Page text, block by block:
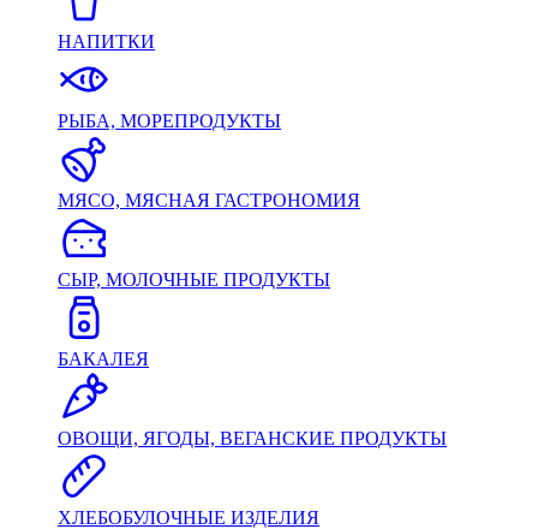
НАПИТКИ
РЫБА, МОРЕПРОДУКТЫ
МЯСО, МЯСНАЯ ГАСТРОНОМИЯ
СЫР, МОЛОЧНЫЕ ПРОДУКТЫ
БАКАЛЕЯ
ОВОЩИ, ЯГОДЫ, ВЕГАНСКИЕ ПРОДУКТЫ
ХЛЕБОБУЛОЧНЫЕ ИЗДЕЛИЯ